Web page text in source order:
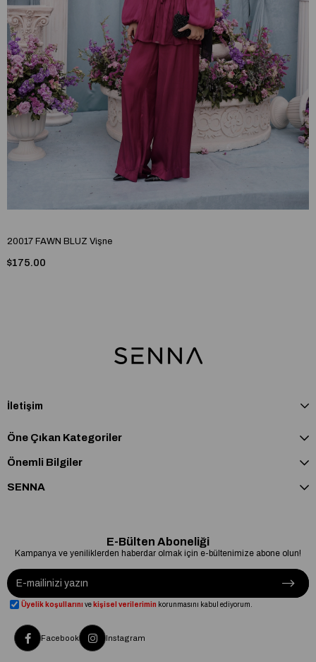
20017 FAWN BLUZ Vişne
$175.00
İletişim
Öne Çıkan Kategoriler
Önemli Bilgiler
SENNA
E-Bülten Aboneliği
Kampanya ve yeniliklerden haberdar olmak için e-bültenimize abone olun!
Üyelik koşullarını ve kişisel verilerimin korunmasını kabul ediyorum.
Facebook Instagram